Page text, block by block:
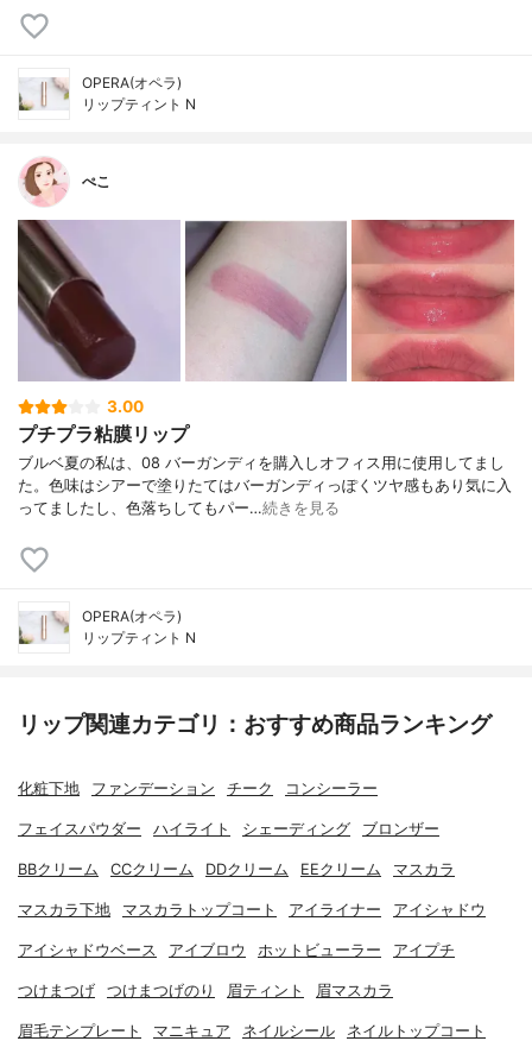
OPERA(オペラ)
リップティント N
ぺこ
3.00
プチプラ粘膜リップ
ブルベ夏の私は、08 バーガンディを購入しオフィス用に使用してまし
た。色味はシアーで塗りたてはバーガンディっぽくツヤ感もあり気に入
ってましたし、色落ちしてもパー…続きを見る
OPERA(オペラ)
リップティント N
リップ関連カテゴリ：おすすめ商品ランキング
化粧下地 ファンデーション チーク コンシーラー
フェイスパウダー ハイライト シェーディング ブロンザー
BBクリーム CCクリーム DDクリーム EEクリーム マスカラ
マスカラ下地 マスカラトップコート アイライナー アイシャドウ
アイシャドウベース アイブロウ ホットビューラー アイプチ
つけまつげ つけまつげのり 眉ティント 眉マスカラ
眉毛テンプレート マニキュア ネイルシール ネイルトップコート